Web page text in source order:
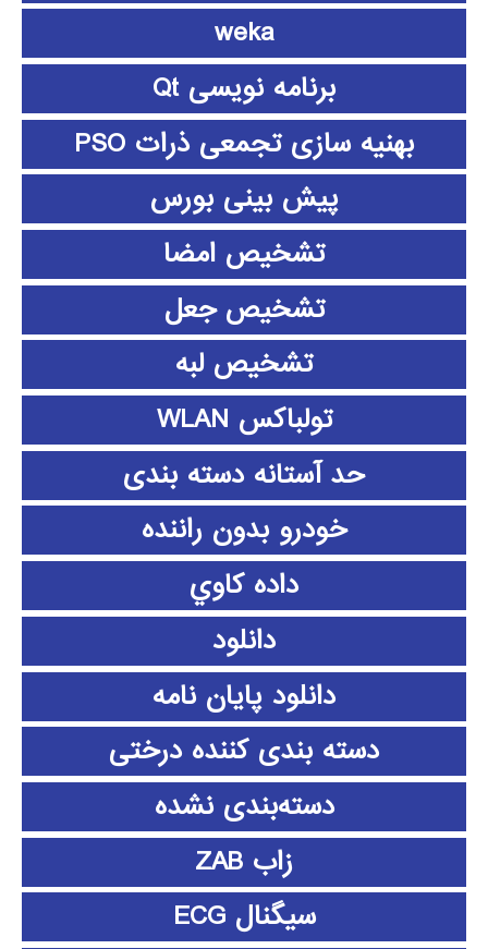
weka
برنامه نویسی Qt
بهنیه سازی تجمعی ذرات PSO
پیش بینی بورس
تشخیص امضا
تشخیص جعل
تشخیص لبه
تولباکس WLAN
حد آستانه دسته بندی
خودرو بدون راننده
داده كاوي
دانلود
دانلود پايان نامه
دسته بندی کننده درختی
دسته‌بندی نشده
زاب ZAB
سیگنال ECG